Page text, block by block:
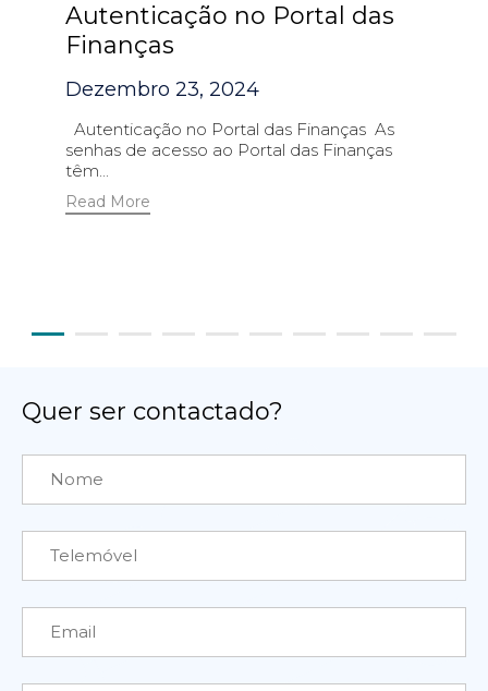
Autenticação no Portal das
Finanças
Dezembro 23, 2024
Autenticação no Portal das Finanças As
senhas de acesso ao Portal das Finanças
têm...
Read More
Quer ser contactado?